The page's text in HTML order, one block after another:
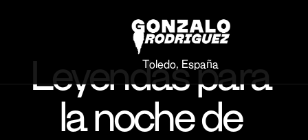
Toledo, España
Leyendas para
la noche de